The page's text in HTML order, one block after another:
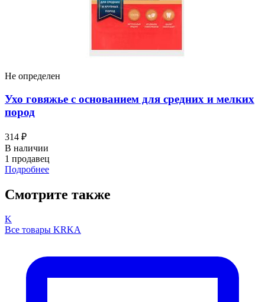
Не определен
Ухо говяжье с основанием для средних и мелких
пород
314 ₽
В наличии
1 продавец
Подробнее
Смотрите также
K
Все товары KRKA